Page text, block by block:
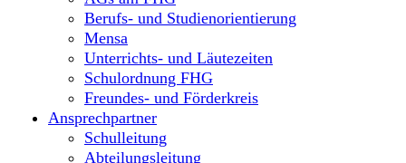
Berufs- und Studienorientierung
Mensa
Unterrichts- und Läutezeiten
Schulordnung FHG
Freundes- und Förderkreis
Ansprechpartner
Schulleitung
Abteilungsleitung